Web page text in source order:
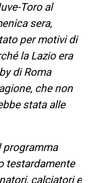
Toro al
sera,
per motivi di
la Lazio era
di Roma
che non
stata alle
programma
testardamente
calciatori e